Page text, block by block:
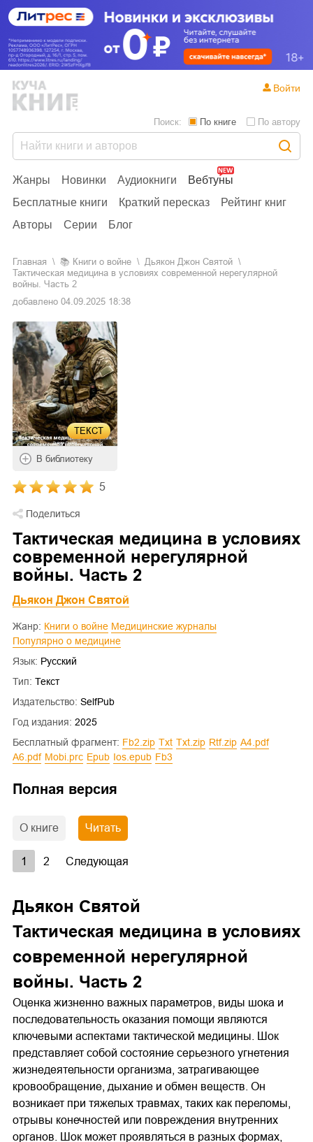
Жанры Новинки Аудиокниги
Вебтуны
Бесплатные книги
Краткий пересказ
Рейтинг книг
Авторы
Серии Блог
Поиск: По книге По автору
Войти
Главная 📚 книги о войне
Дьякон Джон Святой
Тактическая медицина в условиях современной нерегулярной
войны. Часть 2
добавлено 04.09.2025 18:38
ТЕКСТ
В библиотеку
5
Поделиться
Тактическая медицина в условиях
современной нерегулярной
войны. Часть 2
Дьякон Джон Святой
Жанр: Книги о войне
Медицинские журналы
Популярно о медицине
Язык: Русский
Тип: Текст
Издательство: SelfPub
Год издания: 2025
Бесплатный фрагмент:
fb2.zip txt txt.zip rtf.zip
a4.pdf
a6.pdf
mobi.prc epub ios.epub fb3
Полная версия
О книге Читать
1 2 Следующая
Дьякон Святой
Тактическая медицина в условиях
современной нерегулярной
войны. Часть 2
Оценка жизненно важных параметров, виды шока и
последовательность оказания помощи являются
ключевыми аспектами тактической медицины. Шок
представляет собой состояние серьезного угнетения
жизнедеятельности организма, затрагивающее
кровообращение, дыхание и обмен веществ. Он
возникает при тяжелых травмах, таких как переломы,
отрывы конечностей или повреждения внутренних
органов. Шок может проявляться в разных формах,